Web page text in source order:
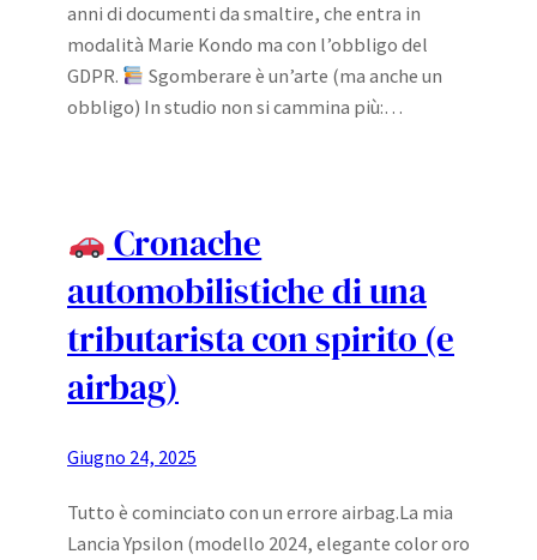
anni di documenti da smaltire, che entra in
modalità Marie Kondo ma con l’obbligo del
GDPR.
Sgomberare è un’arte (ma anche un
obbligo) In studio non si cammina più:…
Cronache
automobilistiche di una
tributarista con spirito (e
airbag)
Giugno 24, 2025
Tutto è cominciato con un errore airbag.La mia
Lancia Ypsilon (modello 2024, elegante color oro